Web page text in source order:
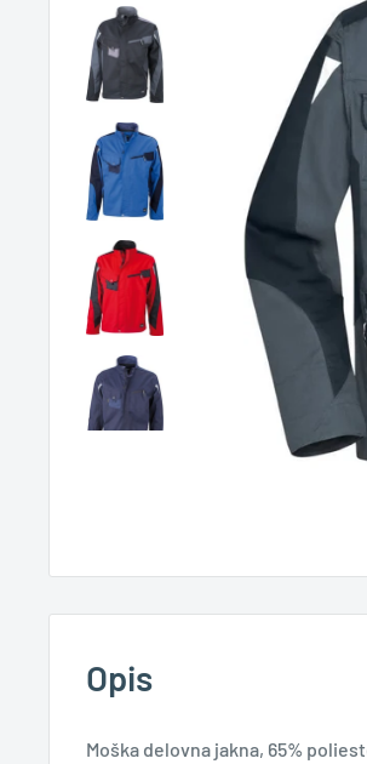
Opis
Moška delovna jakna, 65%